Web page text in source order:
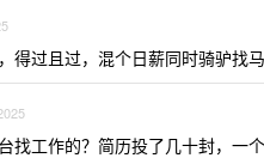
得过且过，混个日薪同时骑驴找马
找工作的？简历投了几十封，一